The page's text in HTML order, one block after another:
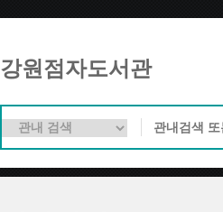
강원점자도서관